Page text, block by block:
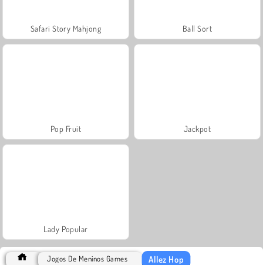
Safari Story Mahjong Ball Sort
Pop Fruit Jackpot
Lady Popular
Jogos De Meninos Games Allez Hop